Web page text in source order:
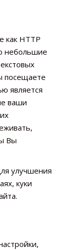
как HTTP
небольшие
посещаете
является
ваши
Вы
улучшения
куки